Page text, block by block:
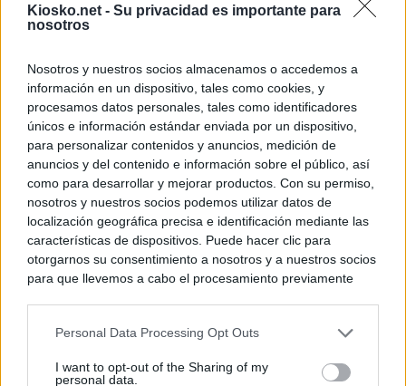
Kiosko.net - Su privacidad es importante para
nosotros
Nosotros y nuestros socios almacenamos o accedemos a
información en un dispositivo, tales como cookies, y
procesamos datos personales, tales como identificadores
únicos e información estándar enviada por un dispositivo,
para personalizar contenidos y anuncios, medición de
anuncios y del contenido e información sobre el público, así
como para desarrollar y mejorar productos. Con su permiso,
nosotros y nuestros socios podemos utilizar datos de
localización geográfica precisa e identificación mediante las
características de dispositivos. Puede hacer clic para
otorgarnos su consentimiento a nosotros y a nuestros socios
para que llevemos a cabo el procesamiento previamente
negar su consentimiento. Tenga en cuenta que algún
de su consentimiento, pero usted tiene el derecho de
Personal Data Processing Opt Outs
I want to opt-out of the Sharing of my
personal data.